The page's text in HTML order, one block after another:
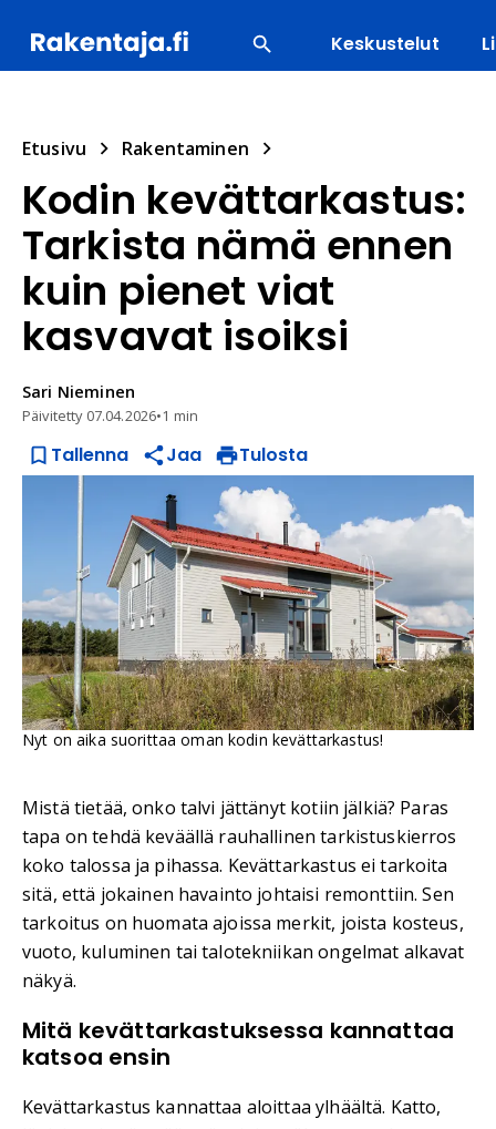
Keskustelut
Etusivu Rakentaminen
Kodin kevättarkastus:
Tarkista nämä ennen
kuin pienet viat
kasvavat isoiksi
Sari Nieminen
Päivitetty 07.04.2026•1 min
Tallenna Jaa Tulosta
Nyt on aika suorittaa oman kodin kevättarkastus!
Mistä tietää, onko talvi jättänyt kotiin jälkiä? Paras
tapa on tehdä keväällä rauhallinen tarkistuskierros
koko talossa ja pihassa. Kevättarkastus ei tarkoita
sitä, että jokainen havainto johtaisi remonttiin. Sen
tarkoitus on huomata ajoissa merkit, joista kosteus,
vuoto, kuluminen tai talotekniikan ongelmat alkavat
näkyä.
Mitä kevättarkastuksessa kannattaa
katsoa ensin
Kevättarkastus kannattaa aloittaa ylhäältä. Katto,